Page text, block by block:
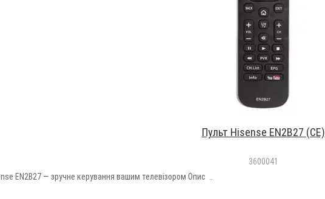
Пульт Hisense EN2B27 (CE)
3600041
EN2B27 — зручне керування вашим телевізором Опис ..